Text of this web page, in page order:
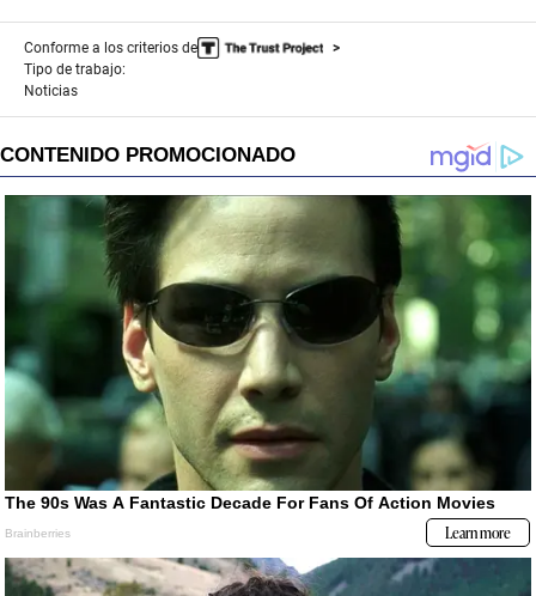
Conforme a los criterios de
Tipo de trabajo:
Noticias